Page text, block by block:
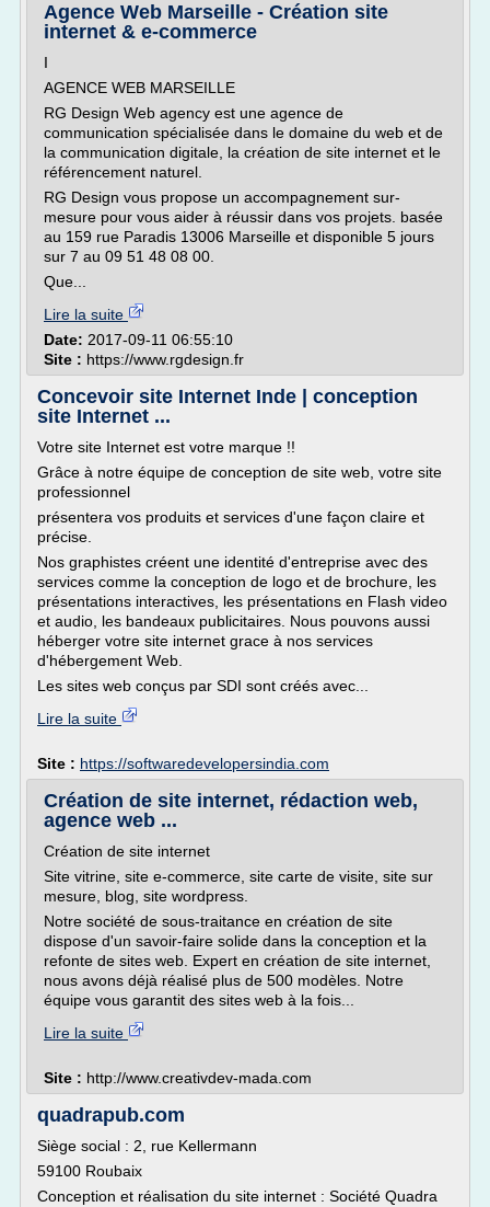
Agence Web Marseille - Création site
internet & e-commerce
I
AGENCE WEB MARSEILLE
RG Design Web agency est une agence de
communication spécialisée dans le domaine du web et de
la communication digitale, la création de site internet et le
référencement naturel.
RG Design vous propose un accompagnement sur-
mesure pour vous aider à réussir dans vos projets. basée
au 159 rue Paradis 13006 Marseille et disponible 5 jours
sur 7 au 09 51 48 08 00.
Que...
Lire la suite
Date: 2017-09-11 06:55:10
Site : https://www.rgdesign.fr
Concevoir site Internet Inde | conception
site Internet ...
Votre site Internet est votre marque !!
Grâce à notre équipe de conception de site web, votre site
professionnel
présentera vos produits et services d'une façon claire et
précise.
Nos graphistes créent une identité d'entreprise avec des
services comme la conception de logo et de brochure, les
présentations interactives, les présentations en Flash video
et audio, les bandeaux publicitaires. Nous pouvons aussi
héberger votre site internet grace à nos services
d'hébergement Web.
Les sites web conçus par SDI sont créés avec...
Lire la suite
Site : https://softwaredevelopersindia.com
Création de site internet, rédaction web,
agence web ...
Création de site internet
Site vitrine, site e-commerce, site carte de visite, site sur
mesure, blog, site wordpress.
Notre société de sous-traitance en création de site
dispose d'un savoir-faire solide dans la conception et la
refonte de sites web. Expert en création de site internet,
nous avons déjà réalisé plus de 500 modèles. Notre
équipe vous garantit des sites web à la fois...
Lire la suite
Site : http://www.creativdev-mada.com
quadrapub.com
Siège social : 2, rue Kellermann
59100 Roubaix
Conception et réalisation du site internet : Société Quadra